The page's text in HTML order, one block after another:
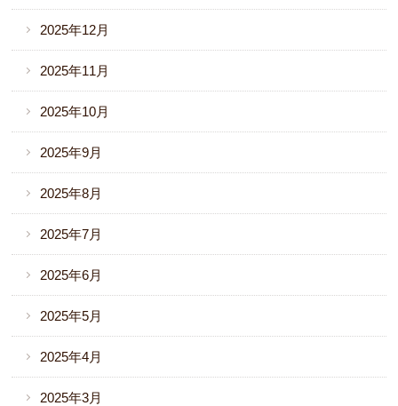
2025年12月
2025年11月
2025年10月
2025年9月
2025年8月
2025年7月
2025年6月
2025年5月
2025年4月
2025年3月